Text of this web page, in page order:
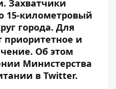
Захватчики
15-километровый
города. Для
приоритетное и
Об этом
Министерства
в Twitter.